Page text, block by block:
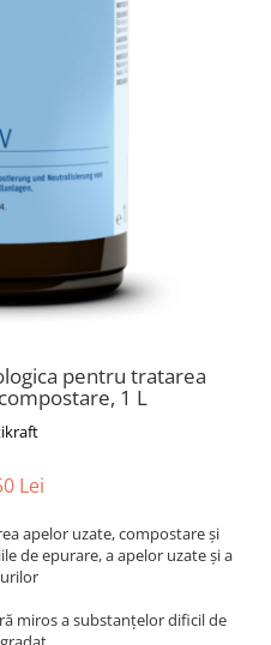
pentru tratarea
1 L
Lei
apelor uzate, compostare și
de epurare, a apelor uzate și a
miros a substanțelor dificil de